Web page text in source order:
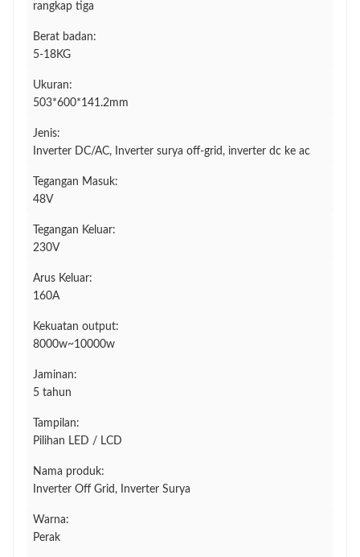
rangkap tiga
Berat badan:
5-18KG
Ukuran:
503*600*141.2mm
Jenis:
Inverter DC/AC, Inverter surya off-grid, inverter dc ke ac
Tegangan Masuk:
48V
Tegangan Keluar:
230V
Arus Keluar:
160A
Kekuatan output:
8000w~10000w
Jaminan:
5 tahun
Tampilan:
Pilihan LED / LCD
Nama produk:
Inverter Off Grid, Inverter Surya
Warna:
Perak